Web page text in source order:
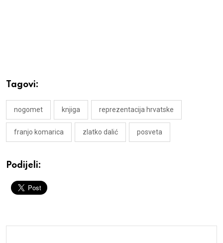
Tagovi:
nogomet knjiga reprezentacija hrvatske
franjo komarica zlatko dalić posveta
Podijeli: